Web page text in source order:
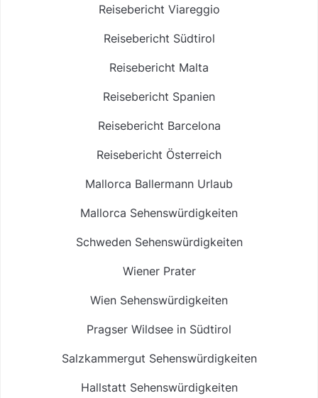
Reisebericht Viareggio
Reisebericht Südtirol
Reisebericht Malta
Reisebericht Spanien
Reisebericht Barcelona
Reisebericht Österreich
Mallorca Ballermann Urlaub
Mallorca Sehenswürdigkeiten
Schweden Sehenswürdigkeiten
Wiener Prater
Wien Sehenswürdigkeiten
Pragser Wildsee in Südtirol
Salzkammergut Sehenswürdigkeiten
Hallstatt Sehenswürdigkeiten